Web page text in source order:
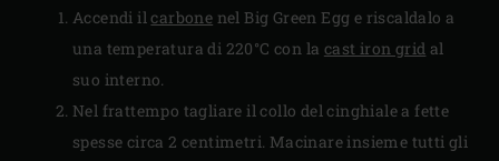
Accendi ilcarbone nel Big Green Egg e riscaldalo a
una temperatura di 220°C con la cast iron grid al
suo interno.
Nel frattempo tagliare il collo del cinghiale a fette
spesse circa 2 centimetri. Macinare insieme tutti gli